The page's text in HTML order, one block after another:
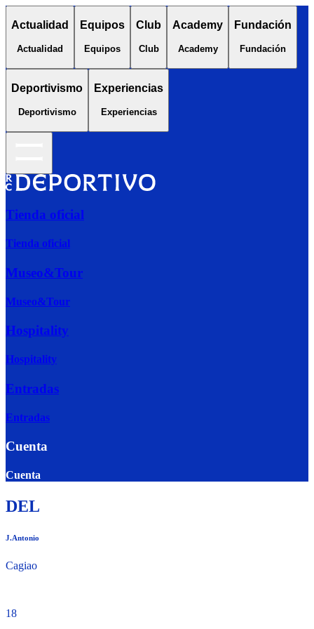
Actualidad
Actualidad
Equipos
Equipos
Club
Club
Academy
Academy
Fundación
Fundación
Deportivismo
Deportivismo
Experiencias
Experiencias
Tienda oficial
Tienda oficial
Museo&Tour
Museo&Tour
Hospitality
Hospitality
Entradas
Entradas
Cuenta
Cuenta
DEL
J.Antonio
Cagiao
18